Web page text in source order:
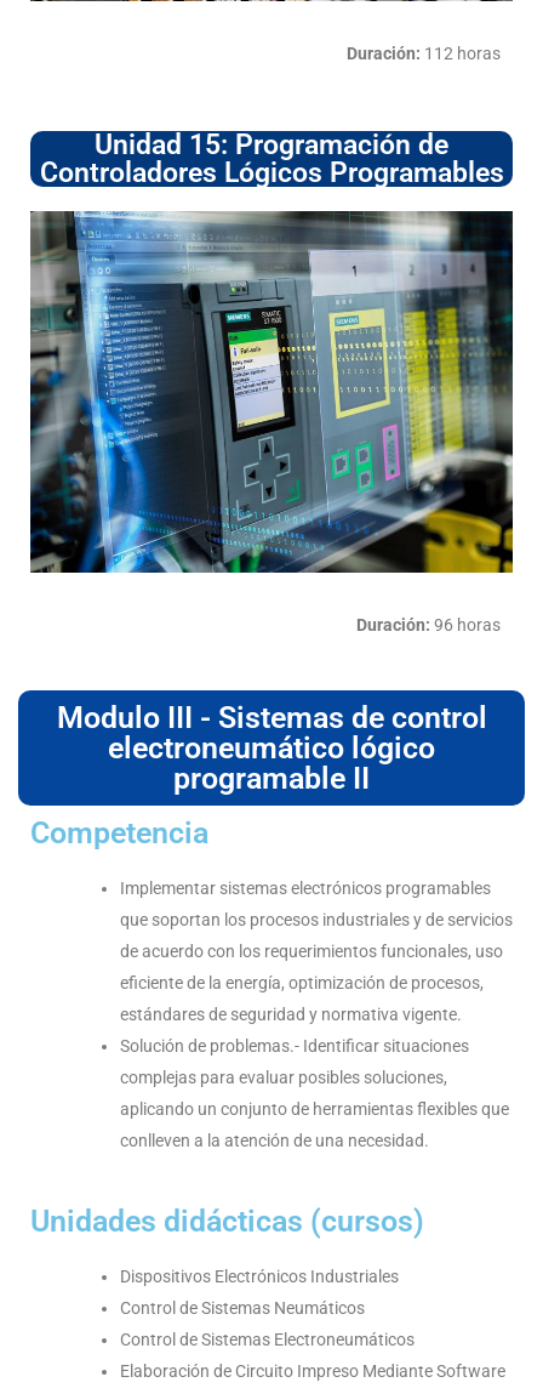
Duración: 112 horas
Unidad 15: Programación de
Controladores Lógicos Programables
Duración: 96 horas
Modulo III - Sistemas de control
electroneumático lógico
programable II
Competencia
Implementar sistemas electrónicos programables
que soportan los procesos industriales y de servicios
de acuerdo con los requerimientos funcionales, uso
eficiente de la energía, optimización de procesos,
estándares de seguridad y normativa vigente.
Solución de problemas.- Identificar situaciones
complejas para evaluar posibles soluciones,
aplicando un conjunto de herramientas flexibles que
conlleven a la atención de una necesidad.
Unidades didácticas (cursos)
Dispositivos Electrónicos Industriales
Control de Sistemas Neumáticos
Control de Sistemas Electroneumáticos
Elaboración de Circuito Impreso Mediante Software